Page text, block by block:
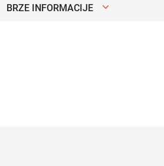
BRZE INFORMACIJE